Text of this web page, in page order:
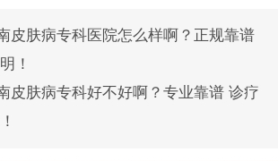
皮肤病专科医院怎么样啊？正规靠谱
！
皮肤病专科好不好啊？专业靠谱 诊疗